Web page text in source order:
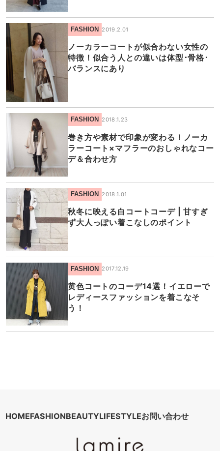
FASHION 2019.2.01
ノーカラーコートが似合わない女性の
特徴！似合う人との違いは体型･骨格･
バランスにあり
FASHION 2018.1.23
巻き方や素材で印象が変わる！ノーカ
ラーコート×マフラーのおしゃれなコー
デ＆合わせ方
FASHION 2018.1.01
秋冬に映える白コートコーデ | 甘すぎ
ず大人っぽい着こなしのポイント
FASHION 2017.12.19
黄色コートのコーデ14選！イエローで
レディースファッションを着こなそ
う！
HOMEFASHIONBEAUTYLIFESTYLEお問い合わせ